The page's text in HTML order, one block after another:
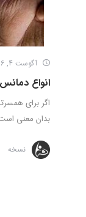
آگوست 4, 2016
انواع دمانس
اگر برای
بدان معنی است
نسخه